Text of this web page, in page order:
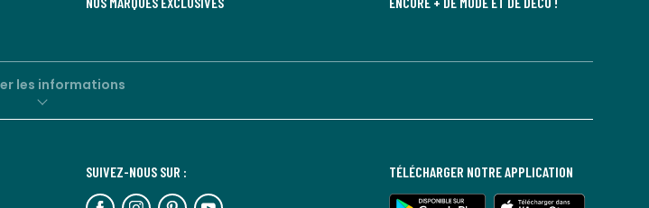
les informations
SUIVEZ-NOUS SUR : TÉLÉCHARGER NOTRE APPLICATION